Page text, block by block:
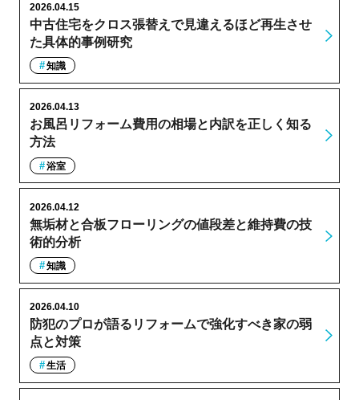
中古住宅をクロス張替えで見違えるほど再生させ
た具体的事例研究
2026.04.15
知識
お風呂リフォーム費用の相場と内訳を正しく知る
方法
2026.04.13
浴室
無垢材と合板フローリングの値段差と維持費の技
術的分析
2026.04.12
知識
防犯のプロが語るリフォームで強化すべき家の弱
点と対策
2026.04.10
生活